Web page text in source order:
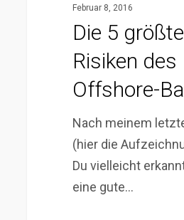
Februar 8, 2016
Die 5
Risiken des
Offshore-
Nach meinem
(hier die
Du vielleicht
eine gute…